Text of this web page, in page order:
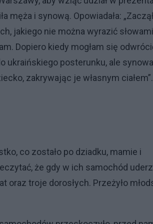
męża i synową. Opowiadała:
jakiego nie można wyrazić
Dopiero kiedy mogłam się
ukraińskiego posterunku, ale synowa
zakrywając je własnym ciałem”.
co zostało po dziadku, mamie i
że gdy w ich samochód
oraz troje dorosłych. Przeżyło